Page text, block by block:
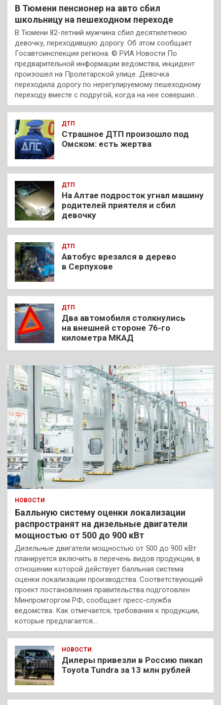
В Тюмени пенсионер на авто сбил
школьницу на пешеходном переходе
В Тюмени 82-летний мужчина сбил десятилетнюю
девочку, переходившую дорогу. Об этом сообщает
Госавтоинспекция региона. © РИА Новости По
предварительной информации ведомства, инцидент
произошел на Пролетарской улице. Девочка
переходила дорогу по нерегулируемому пешеходному
переходу вместе с подругой, когда на нее совершил…
ДТП
Страшное ДТП произошло под
Омском: есть жертва
ДТП
На Алтае подросток угнал машину
родителей приятеля и сбил
девочку
ДТП
Автобус врезался в дерево
в Серпухове
ДТП
Два автомобиля столкнулись
на внешней стороне 76-го
километра МКАД
НОВОСТИ
Балльную систему оценки локализации
распространят на дизельные двигатели
мощностью от 500 до 900 кВт
Дизельные двигатели мощностью от 500 до 900 кВт
планируется включить в перечень видов продукции, в
отношении которой действует балльная система
оценки локализации производства. Соответствующий
проект постановления правительства подготовлен
Минпромторгом РФ, сообщает пресс-служба
ведомства. Как отмечается, требования к продукции,
которые предлагается…
НОВОСТИ
Дилеры привезли в Россию пикап
Toyota Tundra за 13 млн рублей